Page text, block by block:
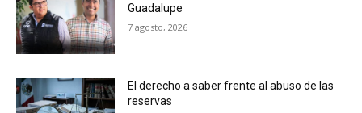
Guadalupe
7 agosto, 2026
El derecho a saber frente al abuso de las
reservas